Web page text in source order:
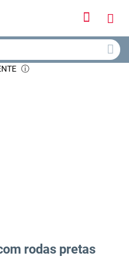
Iniciar
Meu
ⓘ
rodas pretas